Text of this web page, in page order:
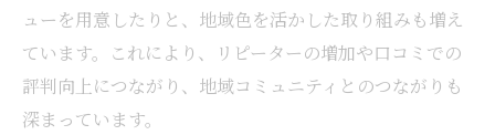
ューを用意したりと、地域色を活かした取り組みも増え
ています。これにより、リピーターの増加や口コミでの
評判向上につながり、地域コミュニティとのつながりも
深まっています。